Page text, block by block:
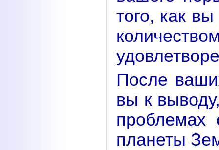
того, как
После
вы к
проблемах
планеты